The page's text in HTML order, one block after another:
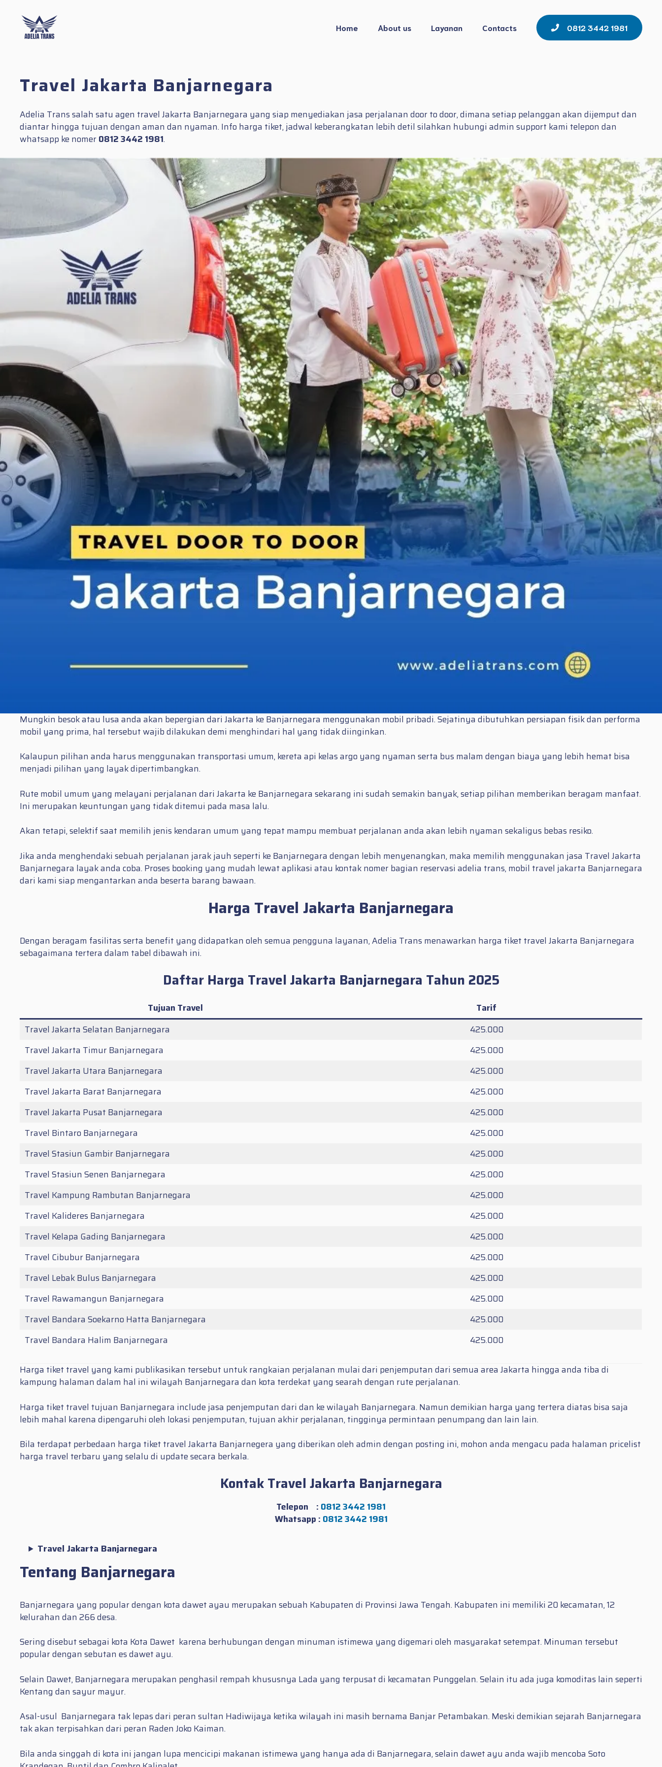
content
Home About us Layanan Contacts 0812 3442 1981
Travel Jakarta Banjarnegara
Adelia Trans salah satu agen travel Jakarta Banjarnegara yang siap menyediakan jasa perjalanan door to door, dimana setiap pelanggan akan dijemput dan
diantar hingga tujuan dengan aman dan nyaman. Info harga tiket, jadwal keberangkatan lebih detil silahkan hubungi admin support kami telepon dan
whatsapp ke nomer0812 3442 1981.
Mungkin besok atau lusa anda akan bepergian dari Jakarta ke Banjarnegara menggunakan mobil pribadi. Sejatinya dibutuhkan persiapan fisik dan performa
mobil yang prima, hal tersebut wajib dilakukan demi menghindari hal yang tidak diinginkan.
Kalaupun pilihan anda harus menggunakan transportasi umum, kereta api kelas argo yang nyaman serta bus malam dengan biaya yang lebih hemat bisa
menjadi pilihan yang layak dipertimbangkan.
Rute mobil umum yang melayani perjalanan dari Jakarta ke Banjarnegara sekarang ini sudah semakin banyak, setiap pilihan memberikan beragam manfaat.
Ini merupakan keuntungan yang tidak ditemui pada masa lalu.
Akan tetapi, selektif saat memilih jenis kendaran umum yang tepat mampu membuat perjalanan anda akan lebih nyaman sekaligus bebas resiko.
Jika anda menghendaki sebuah perjalanan jarak jauh seperti ke Banjarnegara dengan lebih menyenangkan, maka memilih menggunakan jasa Travel Jakarta
Banjarnegara layak anda coba. Proses booking yang mudah lewat aplikasi atau kontak nomer bagian reservasi adelia trans, mobil travel jakarta Banjarnegara
dari kami siap mengantarkan anda beserta barang bawaan.
Harga Travel Jakarta Banjarnegara
Dengan beragam fasilitas serta benefit yang didapatkan oleh semua pengguna layanan, Adelia Trans menawarkan harga tiket travel Jakarta Banjarnegara
sebagaimana tertera dalam tabel dibawah ini.
Daftar Harga Travel Jakarta Banjarnegara Tahun 2025
Tujuan Travel
Tarif
Travel Jakarta Selatan Banjarnegara
425.000
Travel Jakarta Timur Banjarnegara
425.000
Travel Jakarta Utara Banjarnegara
425.000
Travel Jakarta Barat Banjarnegara
425.000
Travel Jakarta Pusat Banjarnegara
425.000
Travel Bintaro Banjarnegara
425.000
Travel Stasiun Gambir Banjarnegara
425.000
Travel Stasiun Senen Banjarnegara
425.000
Travel Kampung Rambutan Banjarnegara
425.000
Travel Kalideres Banjarnegara
425.000
Travel Kelapa Gading Banjarnegara
425.000
Travel Cibubur Banjarnegara
425.000
Travel Lebak Bulus Banjarnegara
425.000
Travel Rawamangun Banjarnegara
425.000
Travel Bandara Soekarno Hatta Banjarnegara
425.000
Travel Bandara Halim Banjarnegara
425.000
Harga tiket travel yang kami publikasikan tersebut untuk rangkaian perjalanan mulai dari penjemputan dari semua area Jakarta hingga anda tiba di
kampung halaman dalam hal ini wilayah Banjarnegara dan kota terdekat yang searah dengan rute perjalanan.
Harga tiket travel tujuan Banjarnegara include jasa penjemputan dari dan ke wilayah Banjarnegara. Namun demikian harga yang tertera diatas bisa saja
lebih mahal karena dipengaruhi oleh lokasi penjemputan, tujuan akhir perjalanan, tingginya permintaan penumpang dan lain lain.
Bila terdapat perbedaan harga tiket travel Jakarta Banjarnegera yang diberikan oleh admin dengan posting ini, mohon anda mengacu pada halaman pricelist
harga travel terbaru yang selalu di update secara berkala.
Kontak Travel Jakarta Banjarnegara
Telepon : 0812 3442 1981
Whatsapp : 0812 3442 1981
Travel Jakarta Banjarnegara
Tentang Banjarnegara
Banjarnegara yang popular dengan kota dawet ayau merupakan sebuah Kabupaten di Provinsi Jawa Tengah. Kabupaten ini memiliki 20 kecamatan, 12
kelurahan dan 266 desa.
Sering disebut sebagai kota Kota Dawet karena berhubungan dengan minuman istimewa yang digemari oleh masyarakat setempat. Minuman tersebut
popular dengan sebutan es dawet ayu.
Selain Dawet, Banjarnegara merupakan penghasil rempah khususnya Lada yang terpusat di kecamatan Punggelan. Selain itu ada juga komoditas lain seperti
Kentang dan sayur mayur.
Asal-usul Banjarnegara tak lepas dari peran sultan Hadiwijaya ketika wilayah ini masih bernama Banjar Petambakan. Meski demikian sejarah Banjarnegara
tak akan terpisahkan dari peran Raden Joko Kaiman.
Bila anda singgah di kota ini jangan lupa mencicipi makanan istimewa yang hanya ada di Banjarnegara, selain dawet ayu anda wajib mencoba Soto